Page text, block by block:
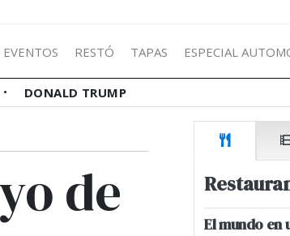
EVENTOS RESTÓ TAPAS ESPECIAL
DONALD TRUMP
de El mundo en